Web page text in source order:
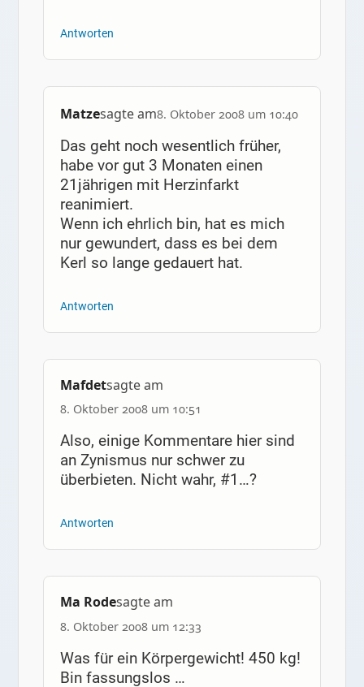
Antworten
Matzesagte am8. Oktober 2008 um 10:40
Das geht noch wesentlich früher,
habe vor gut 3 Monaten einen
21jährigen mit Herzinfarkt
reanimiert.
Wenn ich ehrlich bin, hat es mich
nur gewundert, dass es bei dem
Kerl so lange gedauert hat.
Antworten
Mafdetsagte am
8. Oktober 2008 um 10:51
Also, einige Kommentare hier sind
an Zynismus nur schwer zu
überbieten. Nicht wahr, #1…?
Antworten
Ma Rodesagte am
8. Oktober 2008 um 12:33
Was für ein Körpergewicht! 450 kg!
Bin fassungslos …